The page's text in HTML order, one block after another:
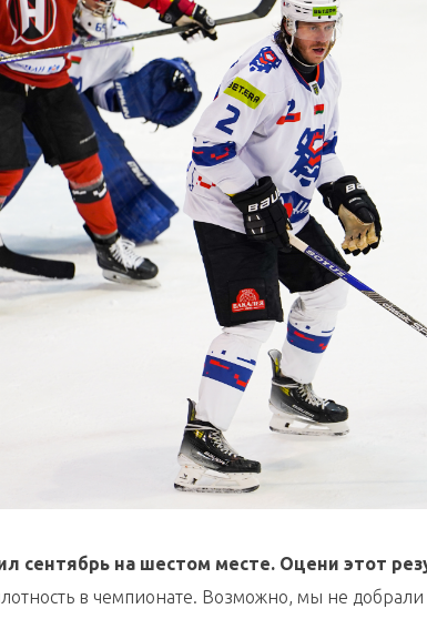
сентябрь на шестом месте. Оцени этот
в чемпионате. Возможно, мы не добрали